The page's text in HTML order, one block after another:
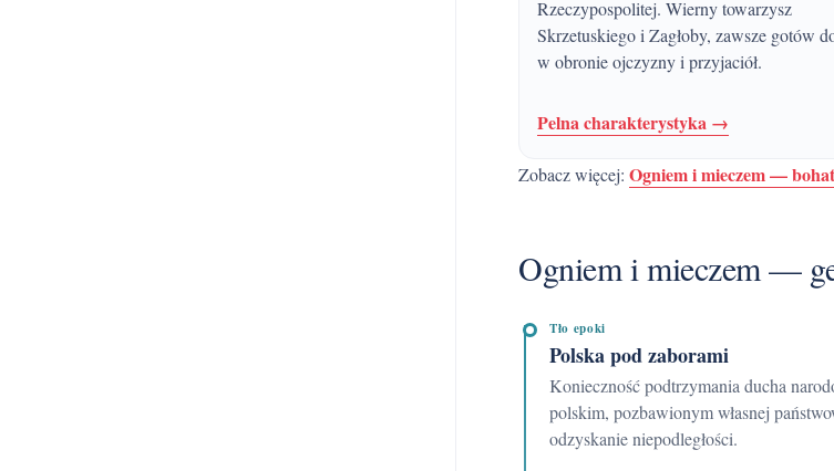
Rzeczypospolitej. Wierny towarzysz
Skrzetuskiego i Zagłoby, zawsze gotów
w obronie ojczyzny i przyjaciół.
Pelna charakterystyka →
Zobacz więcej: Ogniem i mieczem —
Ogniem i mieczem —
Tło epoki
Polska pod zaborami
Konieczność podtrzymania ducha narodowego w społeczeństwie
polskim, pozbawionym własnej
odzyskanie niepodległości.